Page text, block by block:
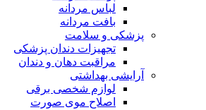
لباس مردانه
بافت مردانه
پزشکی و سلامت
تجهیزات دندان پزشکی
مراقبت دهان و دندان
آرایشی بهداشتی
لوازم شخصی برقی
اصلاح موی صورت